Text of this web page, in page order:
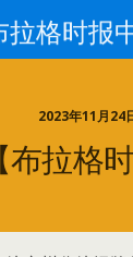
拉格时报
2023年11月24
【布拉格